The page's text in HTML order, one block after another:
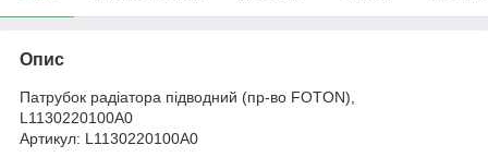
Опис
Патрубок радіатора підводний (пр-во FOTON),
L1130220100A0
Артикул: L1130220100A0